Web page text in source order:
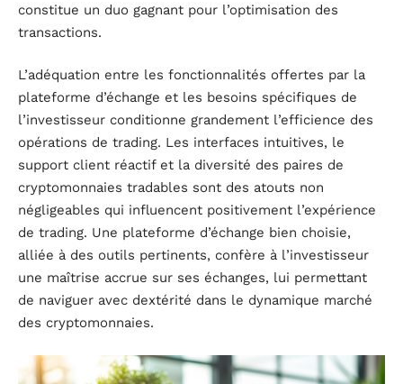
constitue un duo gagnant pour l’optimisation des
transactions.
L’adéquation entre les fonctionnalités offertes par la
plateforme d’échange et les besoins spécifiques de
l’investisseur conditionne grandement l’efficience des
opérations de trading. Les interfaces intuitives, le
support client réactif et la diversité des paires de
cryptomonnaies tradables sont des atouts non
négligeables qui influencent positivement l’expérience
de trading. Une plateforme d’échange bien choisie,
alliée à des outils pertinents, confère à l’investisseur
une maîtrise accrue sur ses échanges, lui permettant
de naviguer avec dextérité dans le dynamique marché
des cryptomonnaies.